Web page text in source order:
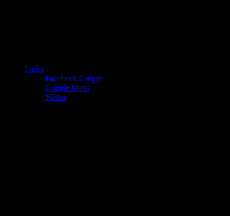
Links
Facebook Gruppe
Google Maps
Wetter